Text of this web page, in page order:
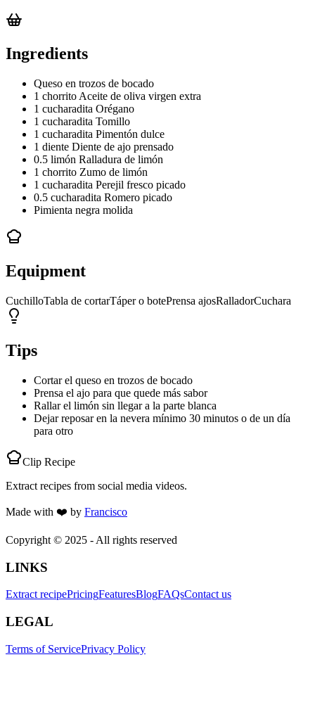
Ingredients
Queso en trozos de bocado
1 chorrito Aceite de oliva virgen extra
1 cucharadita Orégano
1 cucharadita Tomillo
1 cucharadita Pimentón dulce
1 diente Diente de ajo prensado
0.5 limón Ralladura de limón
1 chorrito Zumo de limón
1 cucharadita Perejil fresco picado
0.5 cucharadita Romero picado
Pimienta negra molida
Equipment
CuchilloTabla de cortarTáper o botePrensa ajosRalladorCuchara
Tips
Cortar el queso en trozos de bocado
Prensa el ajo para que quede más sabor
Rallar el limón sin llegar a la parte blanca
Dejar reposar en la nevera mínimo 30 minutos o de un día
para otro
Clip Recipe
Extract recipes from social media videos.
Made with ❤️ by Francisco
Copyright © 2025 - All rights reserved
LINKS
Extract recipePricingFeaturesBlogFAQsContact us
LEGAL
Terms of ServicePrivacy Policy